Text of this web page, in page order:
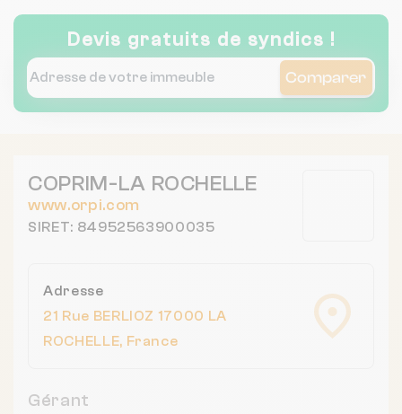
Devis gratuits de syndics !
Comparer
COPRIM-LA ROCHELLE
www.orpi.com
SIRET: 84952563900035
Adresse
21 Rue BERLIOZ 17000 LA
ROCHELLE, France
Gérant